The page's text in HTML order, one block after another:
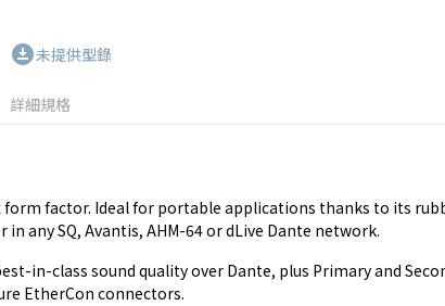
download_for_offline未提供型錄
詳細規格
factor. Ideal for portable applications thanks to its
any SQ, Avantis, AHM-64 or dLive Dante network.
in-class sound quality over Dante, plus Primary and
EtherCon connectors.